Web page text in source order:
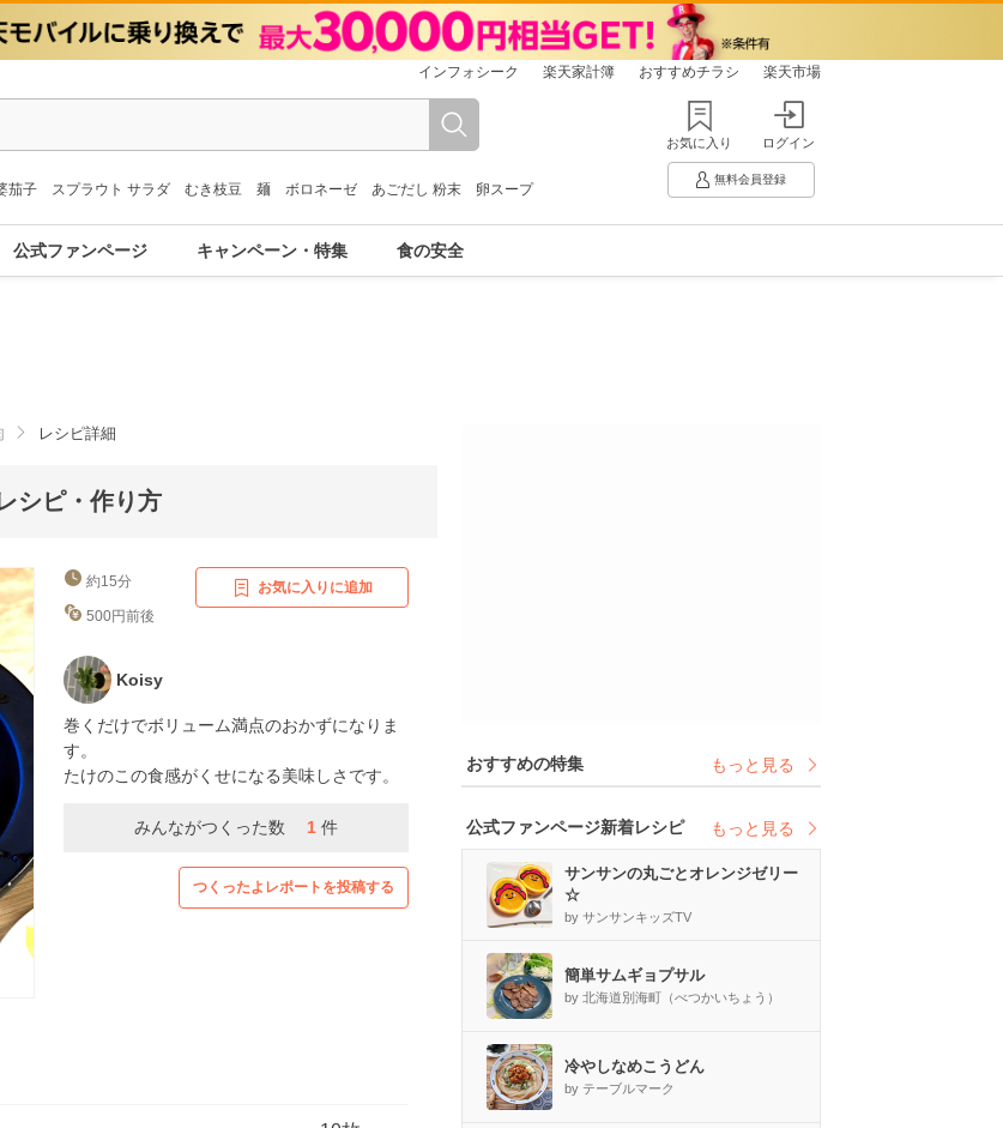
インフォシーク 楽天家計簿 おすすめチラシ 楽天市場
茄子 スプラウト サラダ むき枝豆 麺 ボロネーゼ あごだし 粉末 卵スープ
お気に入り ログイン
無料会員登録
公式ファンページ キャンペーン・特集 食の安全
レシピ詳細
シピ・作り方
約15分
500円前後
お気に入りに追加
Koisy
巻くだけでボリューム満点のおかずになりま
す。
たけのこの食感がくせになる美味しさです。
みんながつくった数 1 件
つくったよレポートを投稿する
おすすめの特集 もっと見る
公式ファンページ新着レシピ もっと見る
サンサンの丸ごとオレンジゼリー
☆
by サンサンキッズTV
簡単サムギョプサル
by 北海道別海町（べつかいちょう）
冷やしなめこうどん
by テーブルマーク